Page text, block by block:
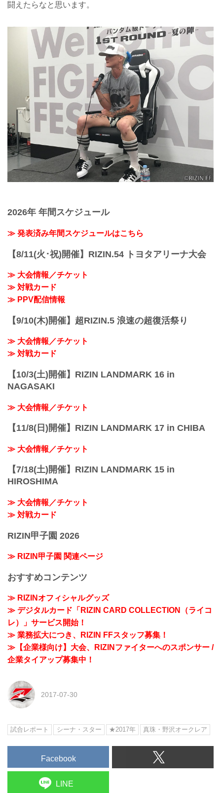
闘えたらなと思います。
2026年 年間スケジュール
≫ 発表済み年間スケジュールはこちら
【8/11(火･祝)開催】RIZIN.54 トヨタアリーナ大会
≫ 大会情報／チケット
≫ 対戦カード
≫ PPV配信情報
【9/10(木)開催】超RIZIN.5 浪速の超復活祭り
≫ 大会情報／チケット
≫ 対戦カード
【10/3(土)開催】RIZIN LANDMARK 16 in
NAGASAKI
≫ 大会情報／チケット
【11/8(日)開催】RIZIN LANDMARK 17 in CHIBA
≫ 大会情報／チケット
【7/18(土)開催】RIZIN LANDMARK 15 in
HIROSHIMA
≫ 大会情報／チケット
≫ 対戦カード
RIZIN甲子園 2026
≫ RIZIN甲子園 関連ページ
おすすめコンテンツ
≫ RIZINオフィシャルグッズ
≫ デジタルカード「RIZIN CARD COLLECTION（ライコ
レ）」サービス開始！
≫ 業務拡大につき、RIZIN FFスタッフ募集！
≫【企業様向け】大会、RIZINファイターへのスポンサー /
企業タイアップ募集中！
2017-07-30
試合レポート シーナ・スター ★2017年 真珠・野沢オークレア
Facebook
LINE